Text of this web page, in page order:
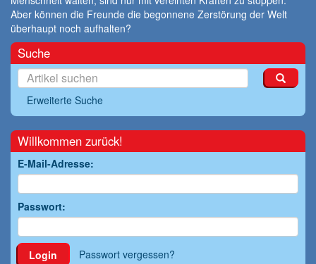
Aber können die Freunde die begonnene Zerstörung der Welt
überhaupt noch aufhalten?
Suche
Erweiterte Suche
Willkommen zurück!
E-Mail-Adresse:
Passwort:
Login Passwort vergessen?